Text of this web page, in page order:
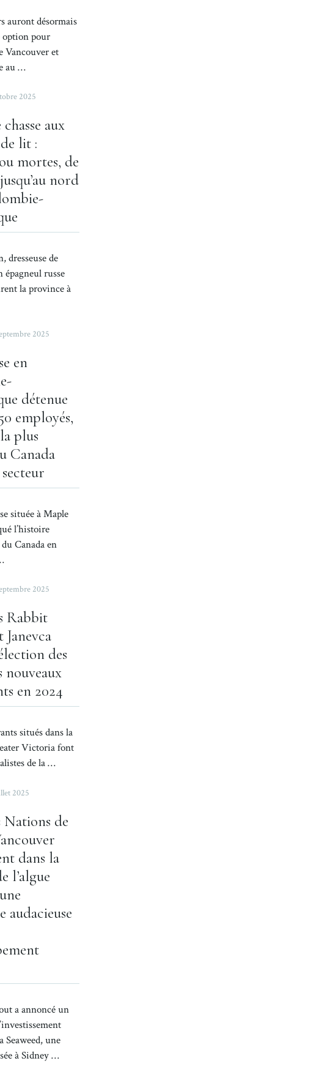
auront désormais
option pour
Vancouver et
au …
2025
aux
lit :
mortes, de
nord
de
épagneul russe
la province à
2025
en
détenue
employés,
plus
Canada
située à Maple
l’histoire
Canada en
2025
Rabbit
des
en 2024
situés dans la
Victoria font
de la …
2025
Nations de
dans la
l’algue
audacieuse
a annoncé un
Seaweed, une
à Sidney …